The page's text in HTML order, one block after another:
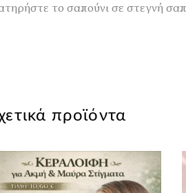
το σαπούνι σε στεγνή
προϊόντα